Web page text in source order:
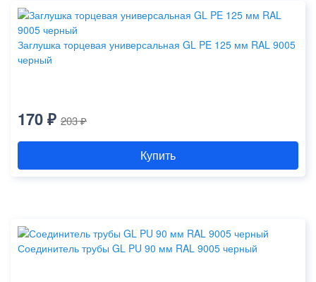
Заглушка торцевая универсальная GL PE 125 мм RAL 9005
черный
170 ₽ 203 ₽
Купить
Соединитель трубы GL PU 90 мм RAL 9005 черный